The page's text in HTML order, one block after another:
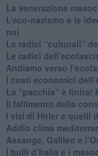
​La venerazione
​L’eco-nazismo e le
noi
​Le radici “culturali”
Le radici
Andiamo verso
I costi economici
​La “pacchia” è finita!
​Il fallimento della
​I vizi di Hitler e quelli
Addio clima
​Assange, Galileo e
​I bulli d’Italia e i